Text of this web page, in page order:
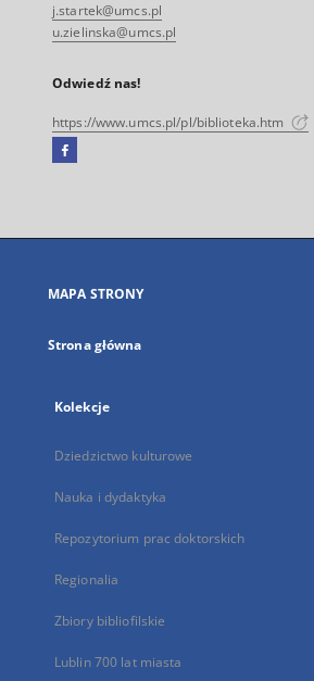
j.startek@umcs.pl
u.zielinska@umcs.pl
Odwiedź nas!
https://www.umcs.pl/pl/biblioteka.htm
Facebook
się
karcie
MAPA STRONY
Strona główna
Kolekcje
Dziedzictwo kulturowe
Nauka i dydaktyka
Repozytorium prac doktorskich
Regionalia
Zbiory bibliofilskie
Lublin 700 lat miasta